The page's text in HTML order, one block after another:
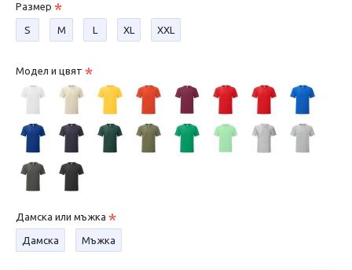
Размер
S М L XL XXL
Модел и цвят
Дамска или мъжка
Дамска Мъжка